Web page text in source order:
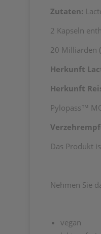
Zutaten:
2 Kapseln
20 Milliarden
Herkunft
Herkunft
Pylopass™
Das Produkt
Nehmen Sie
vegan